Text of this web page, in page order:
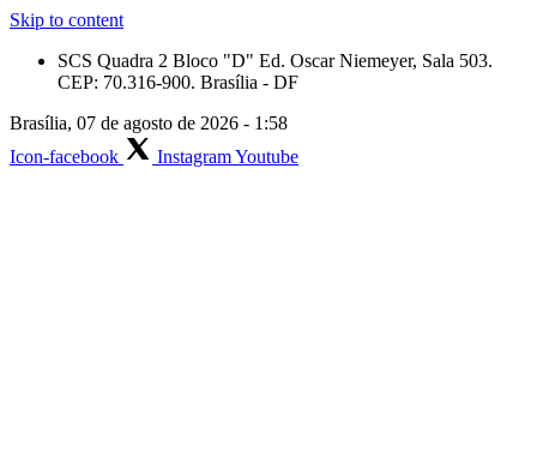
Skip to content
SCS Quadra 2 Bloco "D" Ed. Oscar Niemeyer, Sala 503.
CEP: 70.316-900. Brasília - DF
Brasília, 07 de agosto de 2026 - 1:58
Icon-facebook
InstagramYoutube